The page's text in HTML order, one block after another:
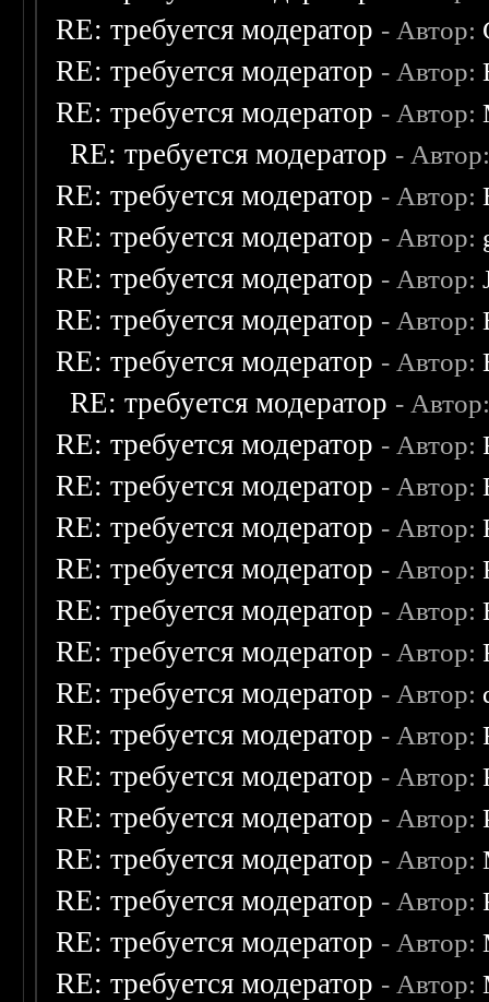
RE: требуется модератор - Автор:
RE: требуется модератор - Автор:
RE: требуется модератор - Автор:
RE: требуется модератор -
RE: требуется модератор - Автор:
RE: требуется модератор - Автор:
RE: требуется модератор - Автор:
RE: требуется модератор - Автор:
RE: требуется модератор - Автор:
RE: требуется модератор -
RE: требуется модератор - Автор:
RE: требуется модератор - Автор:
RE: требуется модератор - Автор:
RE: требуется модератор - Автор:
RE: требуется модератор - Автор:
RE: требуется модератор - Автор:
RE: требуется модератор - Автор:
RE: требуется модератор - Автор:
RE: требуется модератор - Автор:
RE: требуется модератор - Автор:
RE: требуется модератор - Автор:
RE: требуется модератор - Автор:
RE: требуется модератор - Автор:
RE: требуется модератор - Автор: